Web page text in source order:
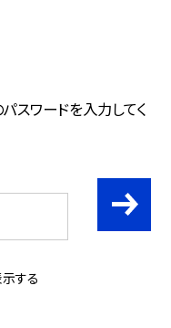
スワードを入力してく
する